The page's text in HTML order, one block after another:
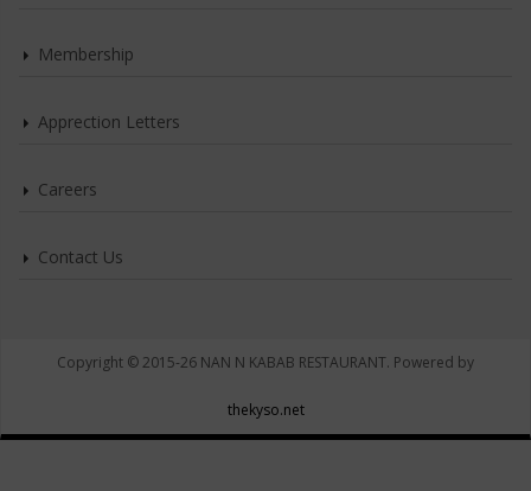
Membership
Apprection Letters
Careers
Contact Us
Copyright © 2015-26 NAN N KABAB RESTAURANT. Powered by
thekyso.net